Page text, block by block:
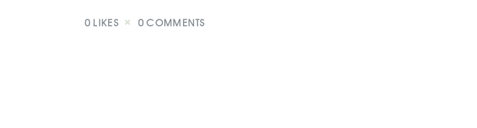
0 LIKES 0 COMMENTS